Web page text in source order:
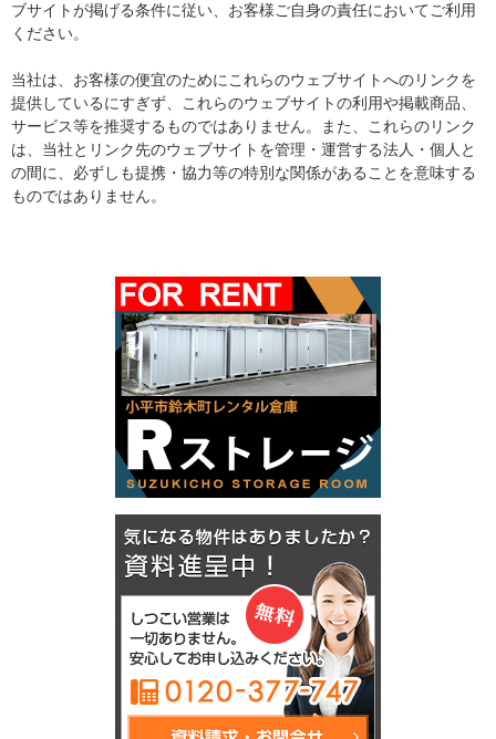
ブサイトが掲げる条件に従い、お客様ご自身の責任においてご利用
ください。
当社は、お客様の便宜のためにこれらのウェブサイトへのリンクを
提供しているにすぎず、これらのウェブサイトの利用や掲載商品、
サービス等を推奨するものではありません。また、これらのリンク
は、当社とリンク先のウェブサイトを管理・運営する法人・個人と
の間に、必ずしも提携・協力等の特別な関係があることを意味する
ものではありません。